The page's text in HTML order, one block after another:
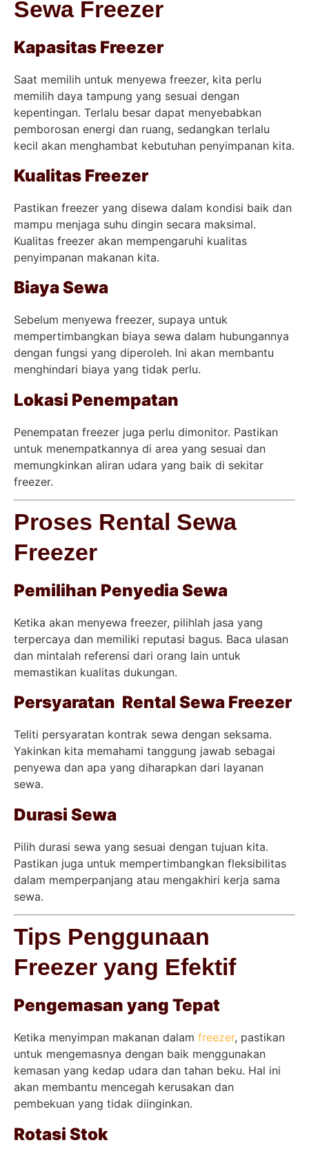
Sewa Freezer
Kapasitas Freezer
Saat memilih untuk menyewa freezer, kita perlu
memilih daya tampung yang sesuai dengan
kepentingan. Terlalu besar dapat menyebabkan
pemborosan energi dan ruang, sedangkan terlalu
kecil akan menghambat kebutuhan penyimpanan kita.
Kualitas Freezer
Pastikan freezer yang disewa dalam kondisi baik dan
mampu menjaga suhu dingin secara maksimal.
Kualitas freezer akan mempengaruhi kualitas
penyimpanan makanan kita.
Biaya Sewa
Sebelum menyewa freezer, supaya untuk
mempertimbangkan biaya sewa dalam hubungannya
dengan fungsi yang diperoleh. Ini akan membantu
menghindari biaya yang tidak perlu.
Lokasi Penempatan
Penempatan freezer juga perlu dimonitor. Pastikan
untuk menempatkannya di area yang sesuai dan
memungkinkan aliran udara yang baik di sekitar
freezer.
Proses Rental Sewa
Freezer
Pemilihan Penyedia Sewa
Ketika akan menyewa freezer, pilihlah jasa yang
terpercaya dan memiliki reputasi bagus. Baca ulasan
dan mintalah referensi dari orang lain untuk
memastikan kualitas dukungan.
Persyaratan Rental Sewa Freezer
Teliti persyaratan kontrak sewa dengan seksama.
Yakinkan kita memahami tanggung jawab sebagai
penyewa dan apa yang diharapkan dari layanan
sewa.
Durasi Sewa
Pilih durasi sewa yang sesuai dengan tujuan kita.
Pastikan juga untuk mempertimbangkan fleksibilitas
dalam memperpanjang atau mengakhiri kerja sama
sewa.
Tips Penggunaan
Freezer yang Efektif
Pengemasan yang Tepat
Ketika menyimpan makanan dalam freezer, pastikan
untuk mengemasnya dengan baik menggunakan
kemasan yang kedap udara dan tahan beku. Hal ini
akan membantu mencegah kerusakan dan
pembekuan yang tidak diinginkan.
Rotasi Stok